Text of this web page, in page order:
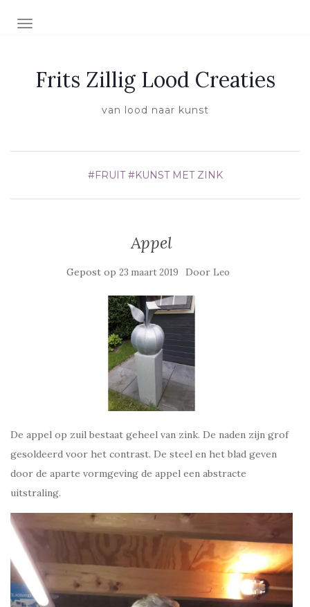
SCHAKEL NAVIGATIE
Frits Zillig Lood Creaties
van lood naar kunst
#FRUIT #KUNST MET ZINK
Appel
Gepost op 23 maart 2019 Door Leo
De appel op zuil bestaat geheel van zink. De naden zijn grof
gesoldeerd voor het contrast. De steel en het blad geven
door de aparte vormgeving de appel een abstracte
uitstraling.